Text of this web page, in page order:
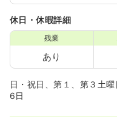
休日・休暇詳細
残業
あり
日・祝日、第１、第３土
6日